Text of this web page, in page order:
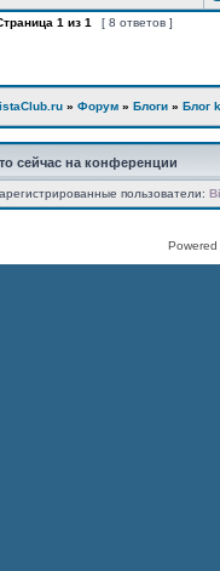
1 из 1 [ 8 ответов ]
» Форум » Блоги » Блог
сейчас на конференции
пользователи: